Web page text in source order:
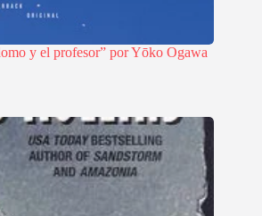
y el profesor” por Yōko Ogawa